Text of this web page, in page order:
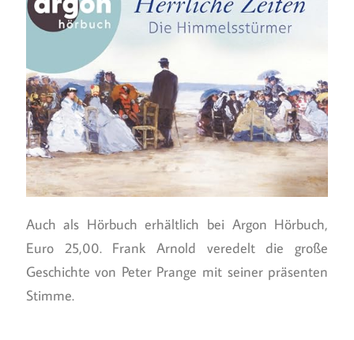
Auch als Hörbuch erhältlich bei Argon Hörbuch,
Euro 25,00. Frank Arnold veredelt die große
Geschichte von Peter Prange mit seiner präsenten
Stimme.